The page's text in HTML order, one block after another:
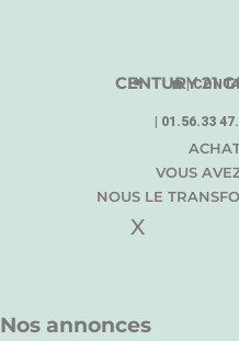
☎️ |
| 01.56.33
X
CENTURY 21
VOUS
NOUS LE
Nos annonces